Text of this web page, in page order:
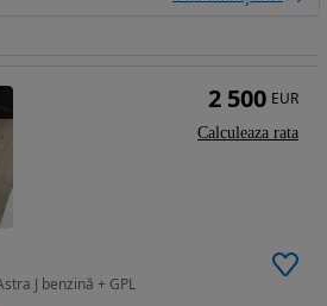
J benzină + GPL
2 500 EUR
Calculeaza rata